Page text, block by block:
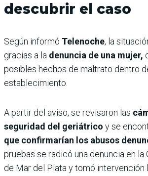
descubrir el caso
Según informó Telenoche, la
gracias a la denuncia de una mujer,
posibles hechos de maltrato dentro
establecimiento.
A partir del aviso, se revisaron las
seguridad del geriátrico y se
que confirmarían los abusos
pruebas se radicó una denuncia en la
de Mar del Plata y tomó intervención